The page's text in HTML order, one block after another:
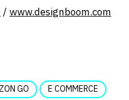
/www.designboom.com
GO
E COMMERCE